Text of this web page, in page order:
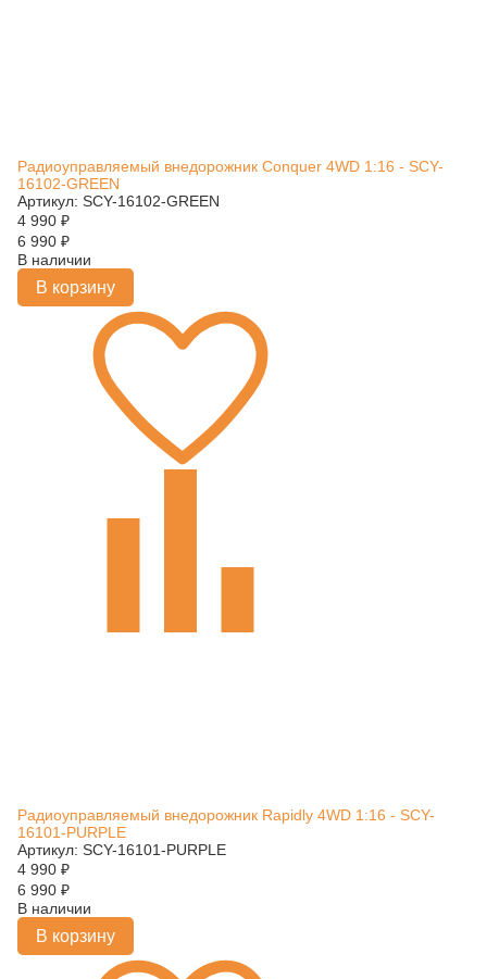
Радиоуправляемый внедорожник Conquer 4WD 1:16 - SCY-
16102-GREEN
Артикул: SCY-16102-GREEN
4 990 ₽
6 990 ₽
В наличии
В корзину
Радиоуправляемый внедорожник Rapidly 4WD 1:16 - SCY-
16101-PURPLE
Артикул: SCY-16101-PURPLE
4 990 ₽
6 990 ₽
В наличии
В корзину